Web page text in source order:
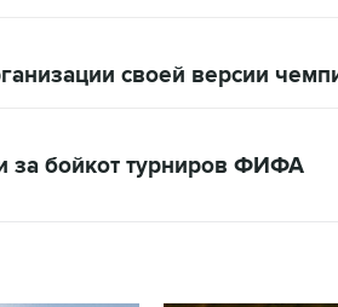
своей версии
за бойкот турниров ФИФА